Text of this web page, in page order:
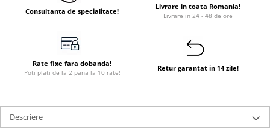
Panouri solare fotovoltaice
Aparate de aer conditionat
Perdele de aer
Ventiloconvectoare si sisteme VRF
Rooftop-uri pentru racire si
incalzire
Consultanta de specialitate! Livrare in toata Romania!
Livrare in 24 - 48 de ore
Rate fixe fara dobanda!
Poti plati de la 2 pana la 10 rate!
Retur garantat in 14 zile!
Descriere